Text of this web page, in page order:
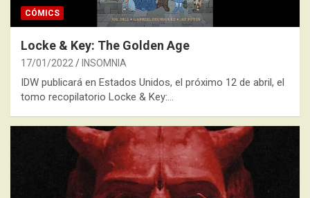
CÓMICS
Locke & Key: The Golden Age
17/01/2022 INSOMNIA
IDW publicará en Estados Unidos, el próximo 12 de abril, el
tomo recopilatorio Locke & Key:…